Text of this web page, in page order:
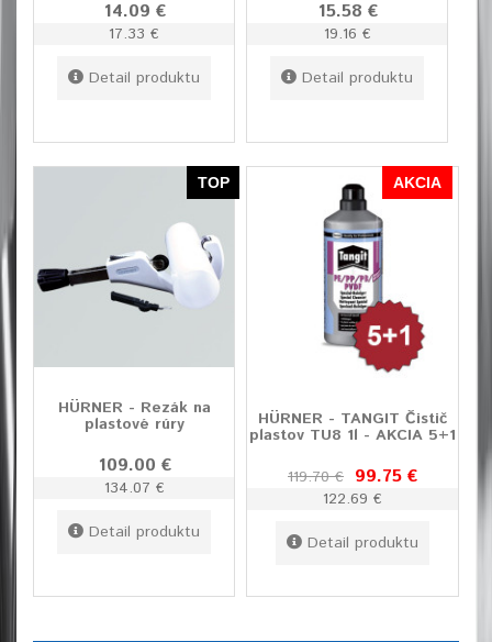
14.09 €
17.33 €
Detail produktu
15.58 €
19.16 €
Detail produktu
TOP
HÜRNER - Rezák na
plastové rúry
109.00 €
134.07 €
Detail produktu
AKCIA
HÜRNER - TANGIT Čistič
plastov TU8 1l - AKCIA 5+1
119.70 € 99.75 €
122.69 €
Detail produktu